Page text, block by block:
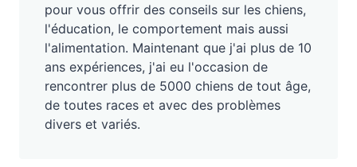
pour vous offrir des conseils sur les chiens,
l'éducation, le comportement mais aussi
l'alimentation. Maintenant que j'ai plus de 10
ans expériences, j'ai eu l'occasion de
rencontrer plus de 5000 chiens de tout âge,
de toutes races et avec des problèmes
divers et variés.